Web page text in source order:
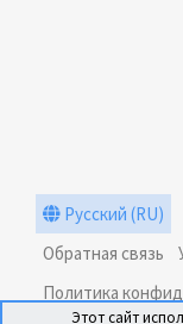
Русский (RU)
Обратная связь
Политика
Этот сайт